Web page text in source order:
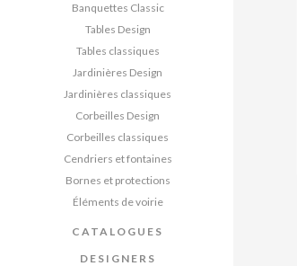
Banquettes Classic
Tables Design
Tables classiques
Jardinières Design
Jardinières classiques
Corbeilles Design
Corbeilles classiques
Cendriers et fontaines
Bornes et protections
Éléments de voirie
CATALOGUES
DESIGNERS